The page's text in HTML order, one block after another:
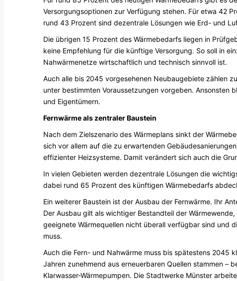
Versorgungsoptionen zur Verfügung stehen. Für etwa 42
rund 43 Prozent sind dezentrale Lösungen wie Erd- und
Die übrigen 15 Prozent des Wärmebedarfs liegen in
keine Empfehlung für die künftige Versorgung. So soll in
Nahwärmenetze wirtschaftlich und technisch sinnvoll ist.
Auch alle bis 2045 vorgesehenen Neubaugebiete zählen
unter bestimmten Voraussetzungen vorgeben. Ansonsten
und Eigentümern.
Fernwärme als zentraler Baustein
Nach dem Zielszenario des Wärmeplans sinkt der
sich vor allem auf die zu erwartenden
effizienter Heizsysteme. Damit verändert sich auch die
In vielen Gebieten werden dezentrale Lösungen die
dabei rund 65 Prozent des künftigen Wärmebedarfs
Ein weiterer Baustein ist der Ausbau der Fernwärme. Ihr
Der Ausbau gilt als wichtiger Bestandteil der
geeignete Wärmequellen nicht überall verfügbar sind und
muss.
Auch die Fern- und Nahwärme muss bis spätestens 2045
Jahren zunehmend aus erneuerbaren Quellen stammen –
Klarwasser-Wärmepumpen. Die Stadtwerke Münster